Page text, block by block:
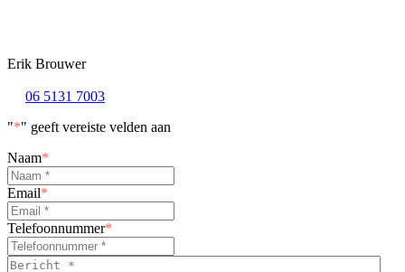
Erik Brouwer
06 5131 7003
"*" geeft vereiste velden aan
Naam*
Email*
Telefoonnummer*
Bericht